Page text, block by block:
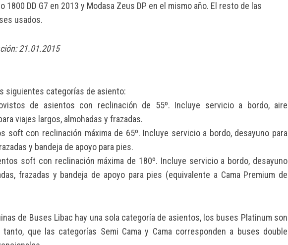
1800 DD G7 en 2013 y Modasa Zeus DP en el mismo año. El resto de las
usados.
21.01.2015
siguientes categorías de asiento:
de asientos con reclinación de 55º. Incluye servicio a bordo, aire
viajes largos, almohadas y frazadas.
soft con reclinación máxima de 65º. Incluye servicio a bordo, desayuno para
y bandeja de apoyo para pies.
soft con reclinación máxima de 180º. Incluye servicio a bordo, desayuno
frazadas y bandeja de apoyo para pies (equivalente a Cama Premium de
de Buses Libac hay una sola categoría de asientos, los buses Platinum son
que las categorías Semi Cama y Cama corresponden a buses double